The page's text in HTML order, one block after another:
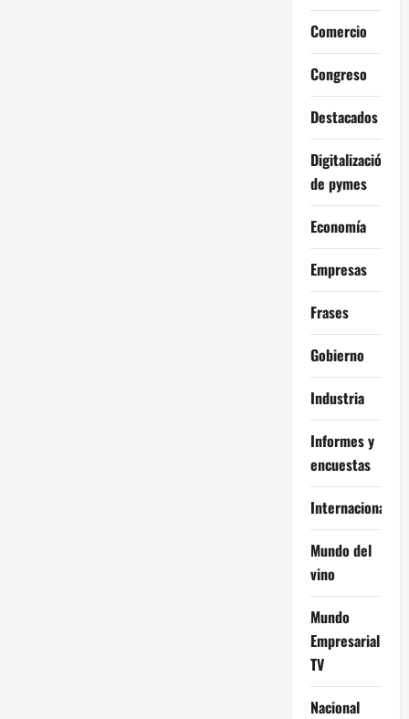
Comercio
Congreso
Destacados
Digitalización
de pymes
Economía
Empresas
Frases
Gobierno
Industria
Informes y
encuestas
Internacional
Mundo del
vino
Mundo
Empresarial
TV
Nacional